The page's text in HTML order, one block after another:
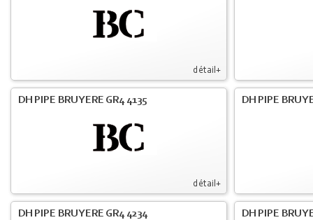
détail+
détail+
DH PIPE BRUYERE GR4 4135 DH PIPE
DH PIPE BRUYERE GR4 4234 DH PIPE